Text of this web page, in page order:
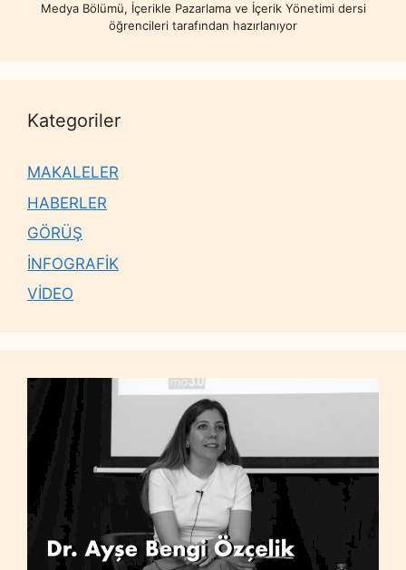
Medya Bölümü, İçerikle Pazarlama ve İçerik Yönetimi dersi
öğrencileri tarafından hazırlanıyor
Kategoriler
MAKALELER
HABERLER
GÖRÜŞ
İNFOGRAFİK
VİDEO